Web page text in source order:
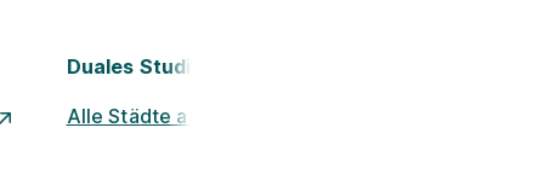
Duales Studium Nürnberg
Alle Städte ansehen